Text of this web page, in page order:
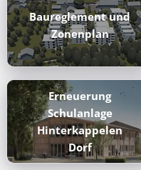
Baureglement und
Zonenplan
Erneuerung
Schulanlage
Hinterkappelen
Dorf